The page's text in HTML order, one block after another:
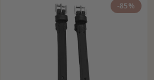
-85%